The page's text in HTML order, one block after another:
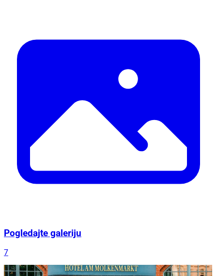
Pogledajte galeriju
7